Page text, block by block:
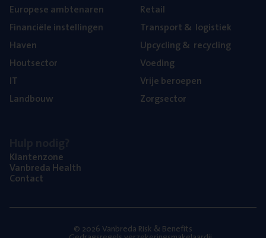
Euro­pe­se ambtenaren
Finan­ci­ë­le instellingen
Haven
Hout­sec­tor
IT
Land­bouw
Retail
Trans­port& logistiek
Upcy­cling& recycling
Voe­ding
Vrije beroe­pen
Zorg­sec­tor
Klan­ten­zo­ne
Van­b­re­da Health
Con­tact
© 2026 Vanbreda Risk & Benefits